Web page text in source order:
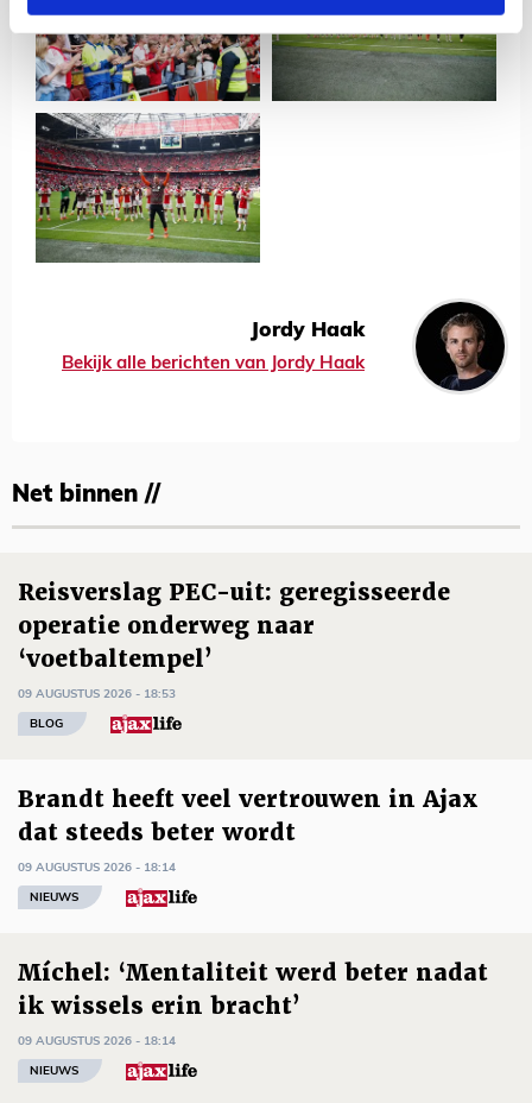
Jordy Haak
Bekijk alle berichten van Jordy Haak
Net binnen //
Reisverslag PEC-uit: geregisseerde
operatie onderweg naar
‘voetbaltempel’
09 AUGUSTUS 2026 - 18:53
BLOG
Brandt heeft veel vertrouwen in Ajax
dat steeds beter wordt
09 AUGUSTUS 2026 - 18:14
NIEUWS
Míchel: ‘Mentaliteit werd beter nadat
ik wissels erin bracht’
09 AUGUSTUS 2026 - 18:14
NIEUWS